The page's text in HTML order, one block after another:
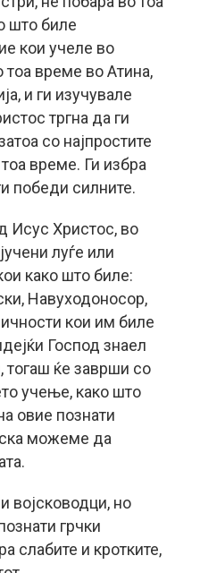
што биле
кои учеле во
тоа време во Атина,
и ги изучувале
тргна да ги
со најпростите
време. Ги избра
победи силните.
Исус Христос, во
луѓе или
како што биле:
Навуходоносор,
кои им биле
Господ знаел
тогаш ќе заврши со
учење, како што
овие познати
можеме да
војсководци, но
грчки
слабите и кротките,